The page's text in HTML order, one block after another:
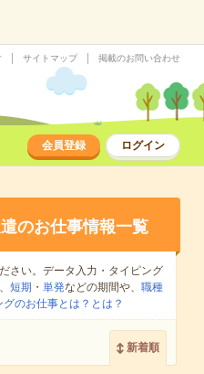
サイトマップ 掲載のお問い合わせ
会員登録 ログイン
のお仕事情報一覧
さい。データ入力・タイピング
短期 ・ 単発などの期間や、 職種
のお仕事とは？とは？
新着順